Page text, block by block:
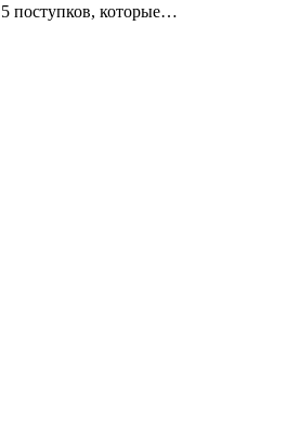
поступков, которые…